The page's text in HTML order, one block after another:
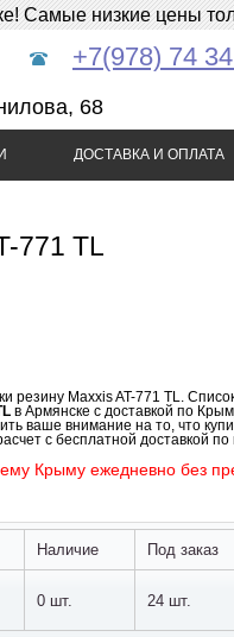
низкие цены
+7(978) 74
68
ДОСТАВКА И ОПЛАТА
771 TL
резину Maxxis AT-771 TL.
в Армянске с доставкой по
ваше внимание на то, что
с бесплатной доставкой по
Крыму ежедневно без
Наличие Под заказ
0 шт. 24 шт.